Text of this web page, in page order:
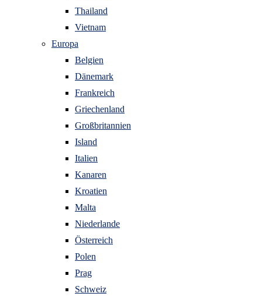
Thailand
Vietnam
Europa
Belgien
Dänemark
Frankreich
Griechenland
Großbritannien
Island
Italien
Kanaren
Kroatien
Malta
Niederlande
Österreich
Polen
Prag
Schweiz